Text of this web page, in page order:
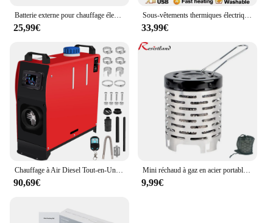
25,99€
Sous-vêtements thermiques électriques pour hommes et femmes, équipement de veste métropolitaine, accessoires de sport d'hiver, 28 zones
33,99€
90,69€
Mini réchaud à gaz en acier portable résistant à l'usure, équipement de couverture chauffante pour camping en plein air
9,99€